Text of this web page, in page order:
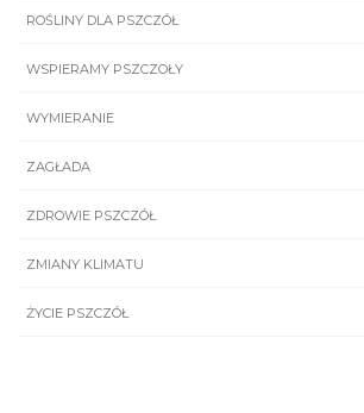
ROŚLINY DLA PSZCZÓŁ
WSPIERAMY PSZCZOŁY
WYMIERANIE
ZAGŁADA
ZDROWIE PSZCZÓŁ
ZMIANY KLIMATU
ŻYCIE PSZCZÓŁ